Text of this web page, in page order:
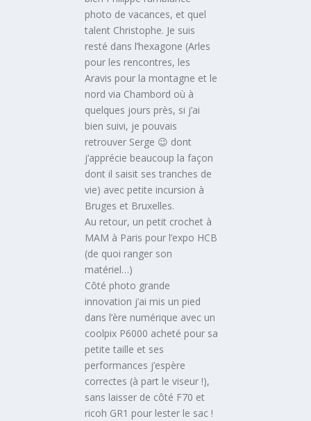
photo de vacances, et quel
talent Christophe. Je suis
resté dans l’hexagone (Arles
pour les rencontres, les
Aravis pour la montagne et le
nord via Chambord où à
quelques jours près, si j’ai
bien suivi, je pouvais
retrouver Serge 😉 dont
j’apprécie beaucoup la façon
dont il saisit ses tranches de
vie) avec petite incursion à
Bruges et Bruxelles.
Au retour, un petit crochet à
MAM à Paris pour l’expo HCB
(de quoi ranger son
matériel…)
Côté photo grande
innovation j’ai mis un pied
dans l’ère numérique avec un
coolpix P6000 acheté pour sa
petite taille et ses
performances j’espère
correctes (à part le viseur !),
sans laisser de côté F70 et
ricoh GR1 pour lester le sac !